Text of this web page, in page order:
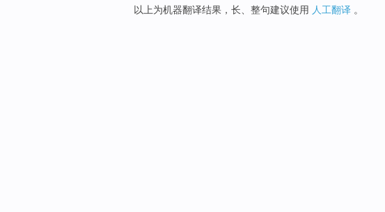
以上为机器翻译结果，长、整句建议使用 人工翻译 。